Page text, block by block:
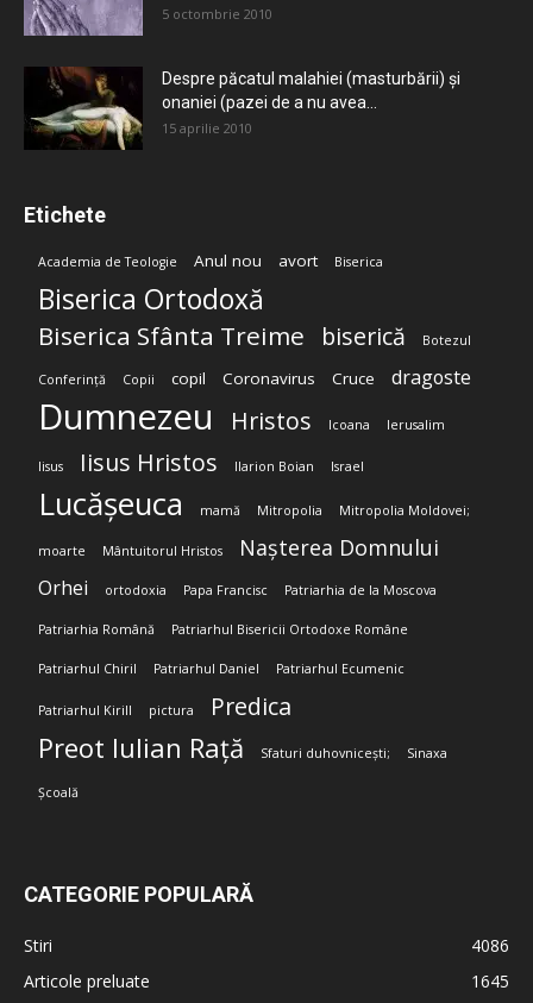
5 octombrie 2010
Despre păcatul malahiei (masturbării) şi
onaniei (pazei de a nu avea...
15 aprilie 2010
Etichete
Academia de Teologie Anul nou avort Biserica
Biserica Ortodoxă
Biserica Sfânta Treime biserică Botezul
Conferință Copii copil Coronavirus Cruce dragoste
Dumnezeu Hristos Icoana Ierusalim
Iisus Iisus Hristos Ilarion Boian Israel
Lucășeuca mamă Mitropolia Mitropolia Moldovei;
moarte Mântuitorul Hristos Nașterea Domnului
Orhei ortodoxia Papa Francisc Patriarhia de la Moscova
Patriarhia Română Patriarhul Bisericii Ortodoxe Române
Patriarhul Chiril Patriarhul Daniel Patriarhul Ecumenic
Patriarhul Kirill pictura Predica
Preot Iulian Rață Sfaturi duhovnicești; Sinaxa
Școală
CATEGORIE POPULARĂ
Stiri
4086
Articole preluate
1645